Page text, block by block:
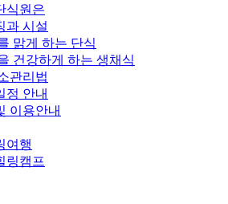
식원은
과 시설
맑게 하는 단식
건강하게 하는 생채식
관리법
정 안내
이용안내
여행
링캠프